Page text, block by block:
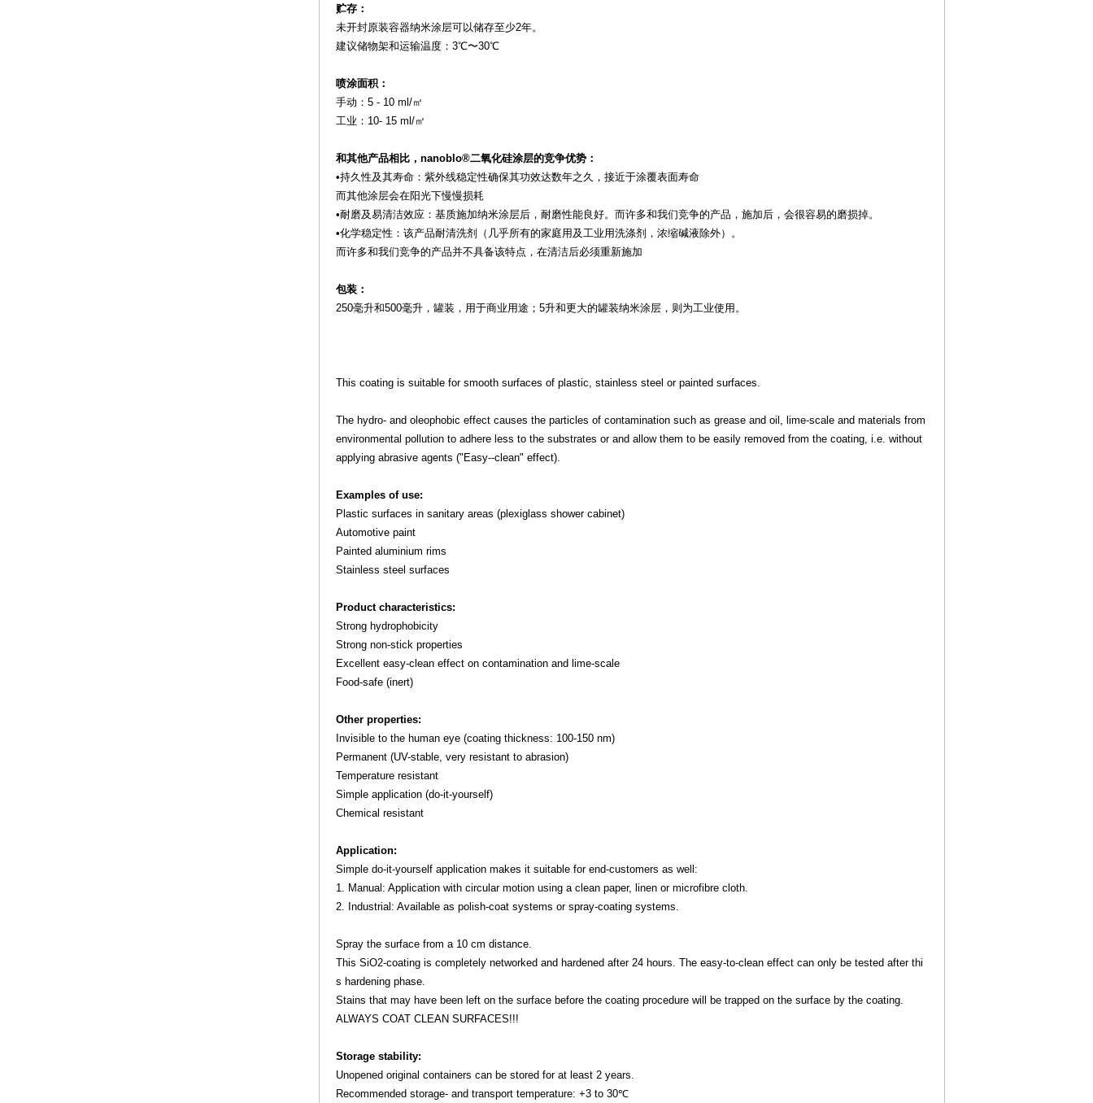
贮存：
未开封原装容器纳米涂层可以储存至少2年。
建议储物架和运输温度：3℃〜30℃
喷涂面积：
手动：5 - 10 ml/㎡
工业：10- 15 ml/㎡
和其他产品相比，nanoblo®二氧化硅涂层的竞争优势：
•持久性及其寿命：紫外线稳定性确保其功效达数年之久，接近于涂覆表面寿命
而其他涂层会在阳光下慢慢损耗
•耐磨及易清洁效应：基质施加纳米涂层后，耐磨性能良好。而许多和我们竞争的产品，施加后，会很容易的磨损掉。
•化学稳定性：该产品耐清洗剂（几乎所有的家庭用及工业用洗涤剂，浓缩碱液除外）。
而许多和我们竞争的产品并不具备该特点，在清洁后必须重新施加
包装：
250毫升和500毫升，罐装，用于商业用途；5升和更大的罐装纳米涂层，则为工业使用。
This coating is suitable for smooth surfaces of plastic, stainless steel or painted surfaces.
The hydro- and oleophobic effect causes the particles of contamination such as grease and oil, lime-scale and materials from
environmental pollution to adhere less to the substrates or and allow them to be easily removed from the coating, i.e. without
applying abrasive agents ("Easy--clean" effect).
Examples of use:
Plastic surfaces in sanitary areas (plexiglass shower cabinet)
Automotive paint
Painted aluminium rims
Stainless steel surfaces
Product characteristics:
Strong hydrophobicity
Strong non-stick properties
Excellent easy-clean effect on contamination and lime-scale
Food-safe (inert)
Other properties:
Invisible to the human eye (coating thickness: 100-150 nm)
Permanent (UV-stable, very resistant to abrasion)
Temperature resistant
Simple application (do-it-yourself)
Chemical resistant
Application:
Simple do-it-yourself application makes it suitable for end-customers as well:
1. Manual: Application with circular motion using a clean paper, linen or microfibre cloth.
2. Industrial: Available as polish-coat systems or spray-coating systems.
Spray the surface from a 10 cm distance.
This SiO2-coating is completely networked and hardened after 24 hours. The easy-to-clean effect can only be tested after thi
s hardening phase.
Stains that may have been left on the surface before the coating procedure will be trapped on the surface by the coating.
ALWAYS COAT CLEAN SURFACES!!!
Storage stability:
Unopened original containers can be stored for at least 2 years.
Recommended storage- and transport temperature: +3 to 30℃